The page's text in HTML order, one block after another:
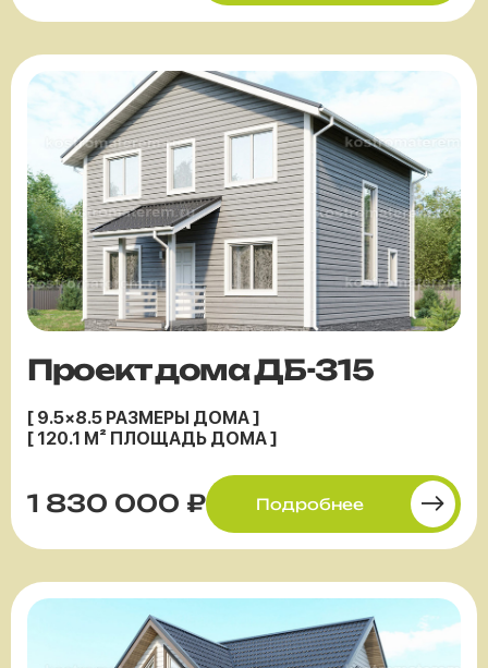
Проект дома ДБ-315
[ 9.5×8.5 РАЗМЕРЫ ДОМА ]
[ 120.1 М² ПЛОЩАДЬ ДОМА ]
1 830 000 ₽ Подробнее